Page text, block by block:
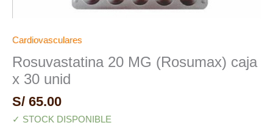
Cardiovasculares
Rosuvastatina 20 MG (Rosumax) caja
x 30 unid
S/ 65.00
✓ STOCK DISPONIBLE